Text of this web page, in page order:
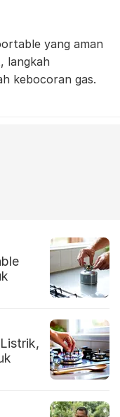
yang aman
langkah
kebocoran gas.